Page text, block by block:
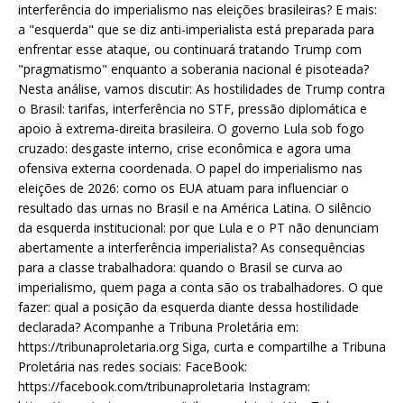
interferência do imperialismo nas eleições brasileiras? E mais:
a "esquerda" que se diz anti-imperialista está preparada para
enfrentar esse ataque, ou continuará tratando Trump com
"pragmatismo" enquanto a soberania nacional é pisoteada?
Nesta análise, vamos discutir: As hostilidades de Trump contra
o Brasil: tarifas, interferência no STF, pressão diplomática e
apoio à extrema-direita brasileira. O governo Lula sob fogo
cruzado: desgaste interno, crise econômica e agora uma
ofensiva externa coordenada. O papel do imperialismo nas
eleições de 2026: como os EUA atuam para influenciar o
resultado das urnas no Brasil e na América Latina. O silêncio
da esquerda institucional: por que Lula e o PT não denunciam
abertamente a interferência imperialista? As consequências
para a classe trabalhadora: quando o Brasil se curva ao
imperialismo, quem paga a conta são os trabalhadores. O que
fazer: qual a posição da esquerda diante dessa hostilidade
declarada? Acompanhe a Tribuna Proletária em:
https://tribunaproletaria.org Siga, curta e compartilhe a Tribuna
Proletária nas redes sociais: FaceBook:
https://facebook.com/tribunaproletaria Instagram: